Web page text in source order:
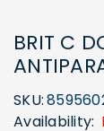
BRIT C
SKU:
Availability: